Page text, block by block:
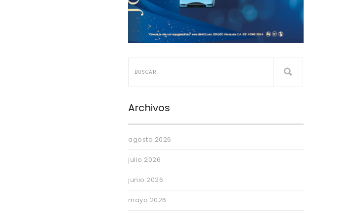
Archivos
agosto 2026
julio 2026
junio 2026
mayo 2026